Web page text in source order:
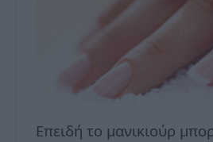
Επειδή το μανικιούρ